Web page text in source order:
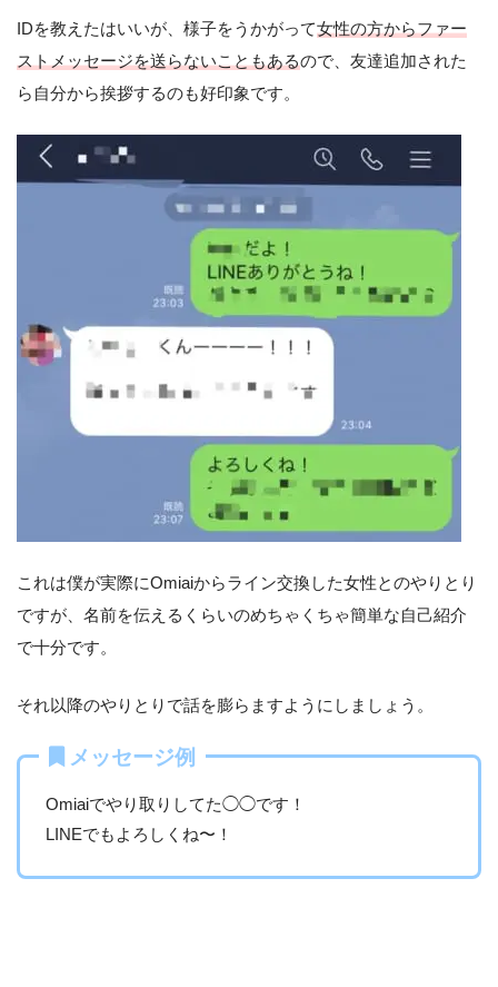
IDを教えたはいいが、様子をうかがって女性の方からファー
ストメッセージを送らないこともあるので、友達追加された
ら自分から挨拶するのも好印象です。
これは僕が実際にOmiaiからライン交換した女性とのやりとり
ですが、名前を伝えるくらいのめちゃくちゃ簡単な自己紹介
で十分です。
それ以降のやりとりで話を膨らますようにしましょう。
メッセージ例
Omiaiでやり取りしてた◯◯です！
LINEでもよろしくね〜！